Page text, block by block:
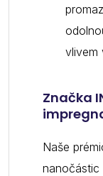
vlivem
Značka
Naše
nanočástic